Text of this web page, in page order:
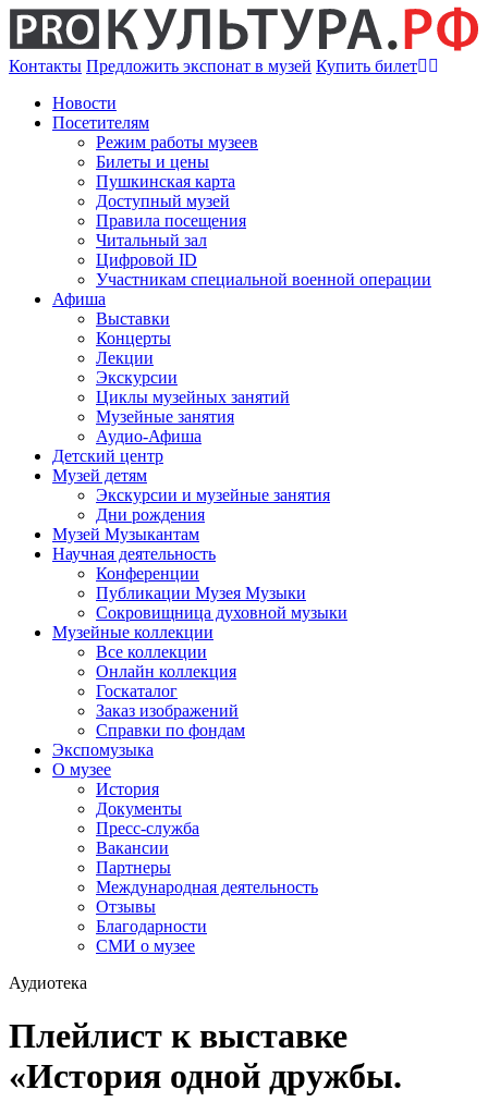
Контакты Предложить экспонат в музей Купить билет
Новости
Посетителям
Режим работы музеев
Билеты и цены
Пушкинская карта
Доступный музей
Правила посещения
Читальный зал
Цифровой ID
Участникам специальной военной операции
Афиша
Выставки
Концерты
Лекции
Экскурсии
Циклы музейных занятий
Музейные занятия
Аудио-Афиша
Детский центр
Музей детям
Экскурсии и музейные занятия
Дни рождения
Музей Музыкантам
Научная деятельность
Конференции
Публикации Музея Музыки
Сокровищница духовной музыки
Музейные коллекции
Все коллекции
Онлайн коллекция
Госкаталог
Заказ изображений
Справки по фондам
Экспомузыка
О музее
История
Документы
Пресс-служба
Вакансии
Партнеры
Международная деятельность
Отзывы
Благодарности
СМИ о музее
Аудиотека
Плейлист к выставке
«История одной дружбы.